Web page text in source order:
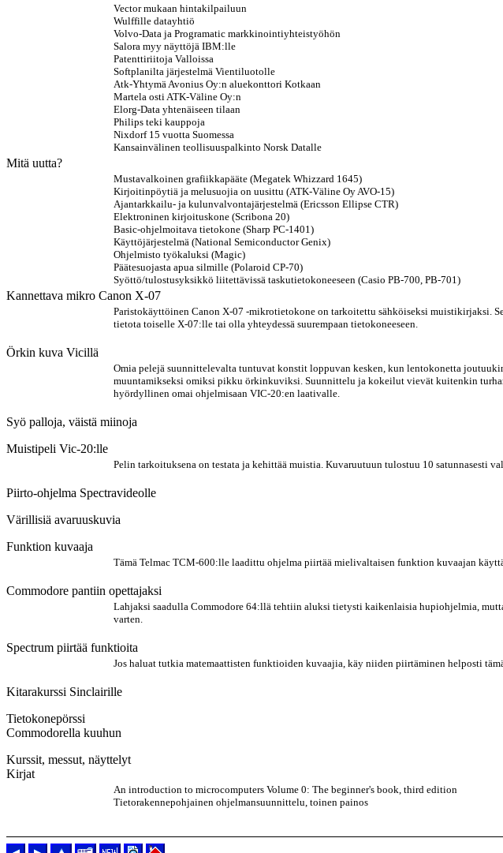
Vector mukaan hintakilpailuun
Wulffille datayhtiö
Volvo-Data ja Programatic markkinointiyhteistyöhön
Salora myy näyttöjä IBM:lle
Patenttiriitoja Valloissa
Softplanilta järjestelmä Vientiluotolle
Atk-Yhtymä Avonius Oy:n aluekonttori Kotkaan
Martela osti ATK-Väline Oy:n
Elorg-Data yhtenäiseen tilaan
Philips teki kauppoja
Nixdorf 15 vuotta Suomessa
Kansainvälinen teollisuuspalkinto Norsk Datalle
Mitä uutta?
Mustavalkoinen grafiikkapääte (Megatek Whizzard 1645)
Kirjoitinpöytiä ja melusuojia on uusittu (ATK-Väline Oy AVO-15)
Ajantarkkailu- ja kulunvalvontajärjestelmä (Ericsson Ellipse CTR)
Elektroninen kirjoituskone (Scribona 20)
Basic-ohjelmoitava tietokone (Sharp PC-1401)
Käyttöjärjestelmä (National Semiconductor Genix)
Ohjelmisto työkaluksi (Magic)
Päätesuojasta apua silmille (Polaroid CP-70)
Syöttö/tulostusyksikkö liitettävissä taskutietokoneeseen (Casio PB-700, PB-701)
Kannettava mikro Canon X-07
Paristokäyttöinen Canon X-07 -mikrotietokone on tarkoitettu sähköiseksi muistikirjaksi.
tietota toiselle X-07:lle tai olla yhteydessä suurempaan tietokoneeseen.
Örkin kuva Vicillä
Omia pelejä suunnittelevalta tuntuvat konstit loppuvan kesken, kun lentokonetta
muuntamikseksi omiksi pikku örkinkuviksi. Suunnittelu ja kokeilut vievät kuitenkin
hyördyllinen omai ohjelmisaan VIC-20:en laativalle.
Syö palloja, väistä miinoja
Muistipeli Vic-20:lle
Pelin tarkoituksena on testata ja kehittää muistia. Kuvaruutuun tulostuu 10 satunnasesti
Piirto-ohjelma Spectravideolle
Värillisiä avaruuskuvia
Funktion kuvaaja
Tämä Telmac TCM-600:lle laadittu ohjelma piirtää mielivaltaisen funktion kuvaajan
Commodore pantiin opettajaksi
Lahjaksi saadulla Commodore 64:llä tehtiin aluksi tietysti kaikenlaisia hupiohjelmia,
varten.
Spectrum piirtää funktioita
Jos haluat tutkia matemaattisten funktioiden kuvaajia, käy niiden piirtäminen helposti
Kitarakurssi Sinclairille
Tietokonepörssi
Commodorella kuuhun
Kurssit, messut, näyttelyt
Kirjat
An introduction to microcomputers Volume 0: The beginner's book, third edition
Tietorakennepohjainen ohjelmansuunnittelu, toinen painos